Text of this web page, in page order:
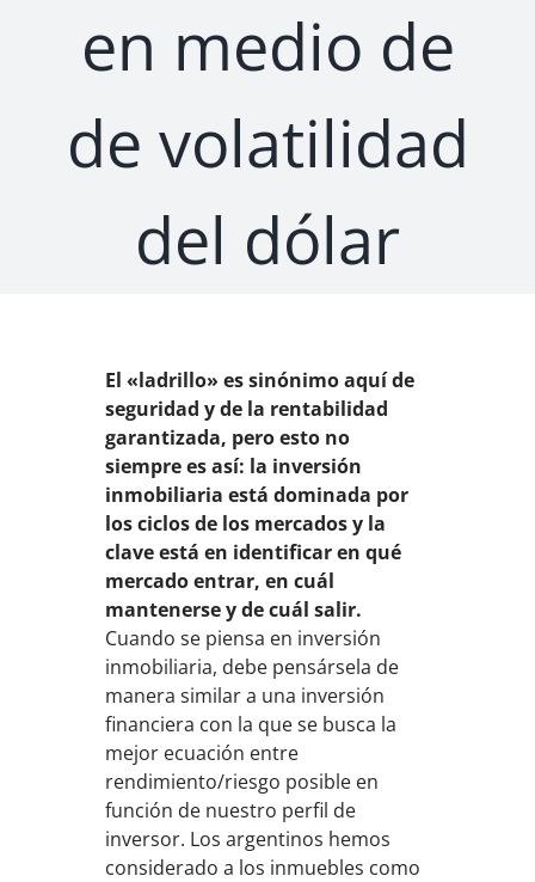
en medio de
de volatilidad
del dólar
El «ladrillo» es sinónimo aquí de
seguridad y de la rentabilidad
garantizada, pero esto no
siempre es así: la inversión
inmobiliaria está dominada por
los ciclos de los mercados y la
clave está en identificar en qué
mercado entrar, en cuál
mantenerse y de cuál salir.
Cuando se piensa en inversión
inmobiliaria, debe pensársela de
manera similar a una inversión
financiera con la que se busca la
mejor ecuación entre
rendimiento/riesgo posible en
función de nuestro perfil de
inversor. Los argentinos hemos
considerado a los inmuebles como